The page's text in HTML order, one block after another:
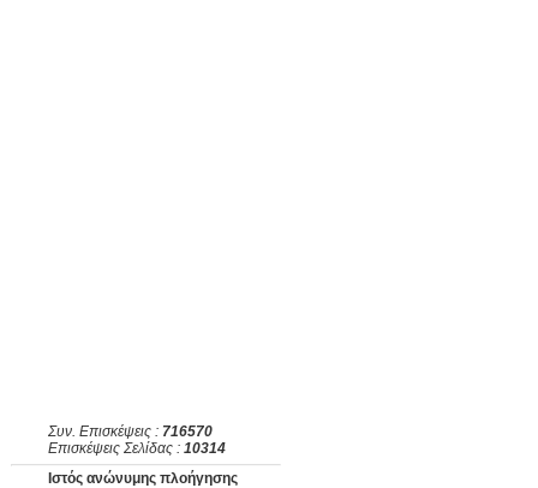
Συν. Επισκέψεις : 716570
Επισκέψεις Σελίδας : 10314
Ιστός ανώνυμης πλοήγησης